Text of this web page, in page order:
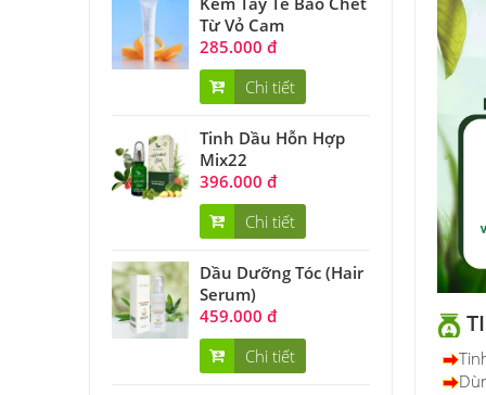
Từ Vỏ Cam
285.000 đ
Chi tiết
Tinh Dầu Hỗn Hợp
Mix22
396.000 đ
Chi tiết
Dầu Dưỡng Tóc (Hair
Serum)
459.000 đ
Chi tiết